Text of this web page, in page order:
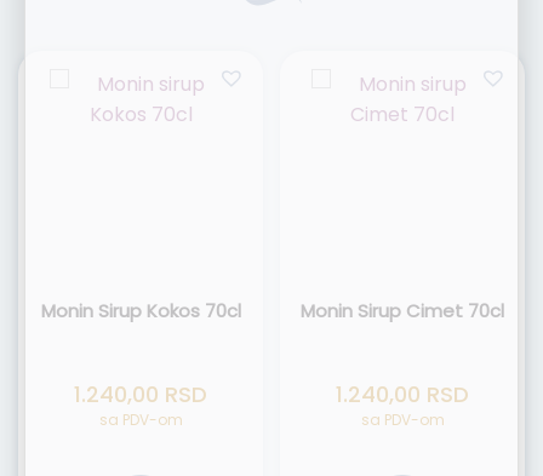
Monin Sirup Kokos 70cl
1.240,00 RSD
sa PDV-om
Monin Sirup Cimet 70cl
1.240,00 RSD
sa PDV-om